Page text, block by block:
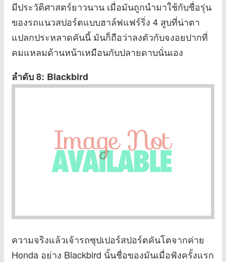
มีประวัติศาสตร์ยาวนาน เมื่อมันถูกนำมาใช้กับชื่อรุ่น
ของรถแนวสปอร์ตแบบฮาล์ฟแฟร์ริ่ง 4 สูบที่น่าตา
แปลกประหลาดคันนี้ มันก็ถือว่าลงตัวกับจงอยปากที่
คมแหลมด้านหน้าเหมือนกับปลายดาบนั่นเอง
ลำดับ 8: Blackbird
ความจริงแล้วเจ้ารถซุปเปอร์สปอร์ตคันโตจากค่าย
Honda อย่าง Blackbird นั้นชื่อของมันเมื่อฟังครั้งแรก